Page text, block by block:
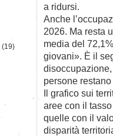
a ridursi.
Anche
2026. Ma resta
media del
giovani». È il
persone
Il grafico sui
aree con il
quelle con il
disparità
(19)